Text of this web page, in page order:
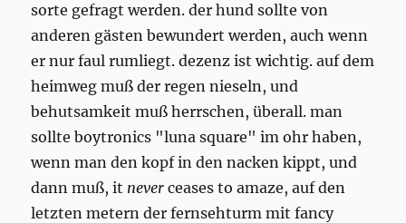
sorte gefragt werden. der hund sollte von
anderen gästen bewundert werden, auch wenn
er nur faul rumliegt. dezenz ist wichtig. auf dem
heimweg muß der regen nieseln, und
behutsamkeit muß herrschen, überall. man
sollte boytronics "luna square" im ohr haben,
wenn man den kopf in den nacken kippt, und
dann muß, it never ceases to amaze, auf den
letzten metern der fernsehturm mit fancy